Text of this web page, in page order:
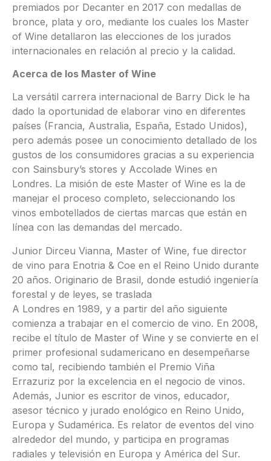
premiados por Decanter en 2017 con medallas de
bronce, plata y oro, mediante los cuales los Master
of Wine detallaron las elecciones de los jurados
internacionales en relación al precio y la calidad.
Acerca de los Master of Wine
La versátil carrera internacional de Barry Dick le ha
dado la oportunidad de elaborar vino en diferentes
países (Francia, Australia, España, Estado Unidos),
pero además posee un conocimiento detallado de los
gustos de los consumidores gracias a su experiencia
con Sainsbury’s stores y Accolade Wines en
Londres. La misión de este Master of Wine es la de
manejar el proceso completo, seleccionando los
vinos embotellados de ciertas marcas que están en
línea con las demandas del mercado.
Junior Dirceu Vianna, Master of Wine, fue director
de vino para Enotria & Coe en el Reino Unido durante
20 años. Originario de Brasil, donde estudió ingeniería
forestal y de leyes, se traslada
A Londres en 1989, y a partir del año siguiente
comienza a trabajar en el comercio de vino. En 2008,
recibe el título de Master of Wine y se convierte en el
primer profesional sudamericano en desempeñarse
como tal, recibiendo también el Premio Viña
Errazuriz por la excelencia en el negocio de vinos.
Además, Junior es escritor de vinos, educador,
asesor técnico y jurado enológico en Reino Unido,
Europa y Sudamérica. Es relator de eventos del vino
alrededor del mundo, y participa en programas
radiales y televisión en Europa y América del Sur.